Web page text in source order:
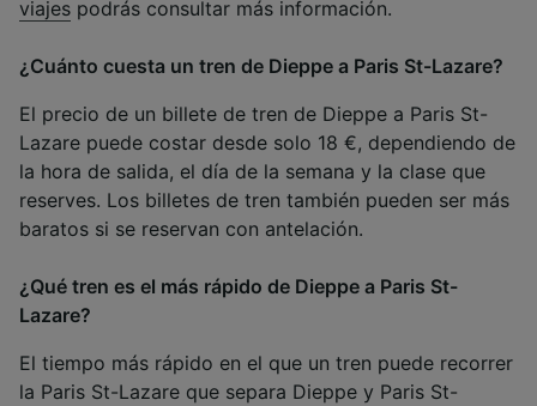
viajes podrás consultar más información.
¿Cuánto cuesta un tren de Dieppe a Paris St-Lazare?
El precio de un billete de tren de Dieppe a Paris St-
Lazare puede costar desde solo 18 €, dependiendo de
la hora de salida, el día de la semana y la clase que
reserves. Los billetes de tren también pueden ser más
baratos si se reservan con antelación.
¿Qué tren es el más rápido de Dieppe a Paris St-
Lazare?
El tiempo más rápido en el que un tren puede recorrer
la Paris St-Lazare que separa Dieppe y Paris St-